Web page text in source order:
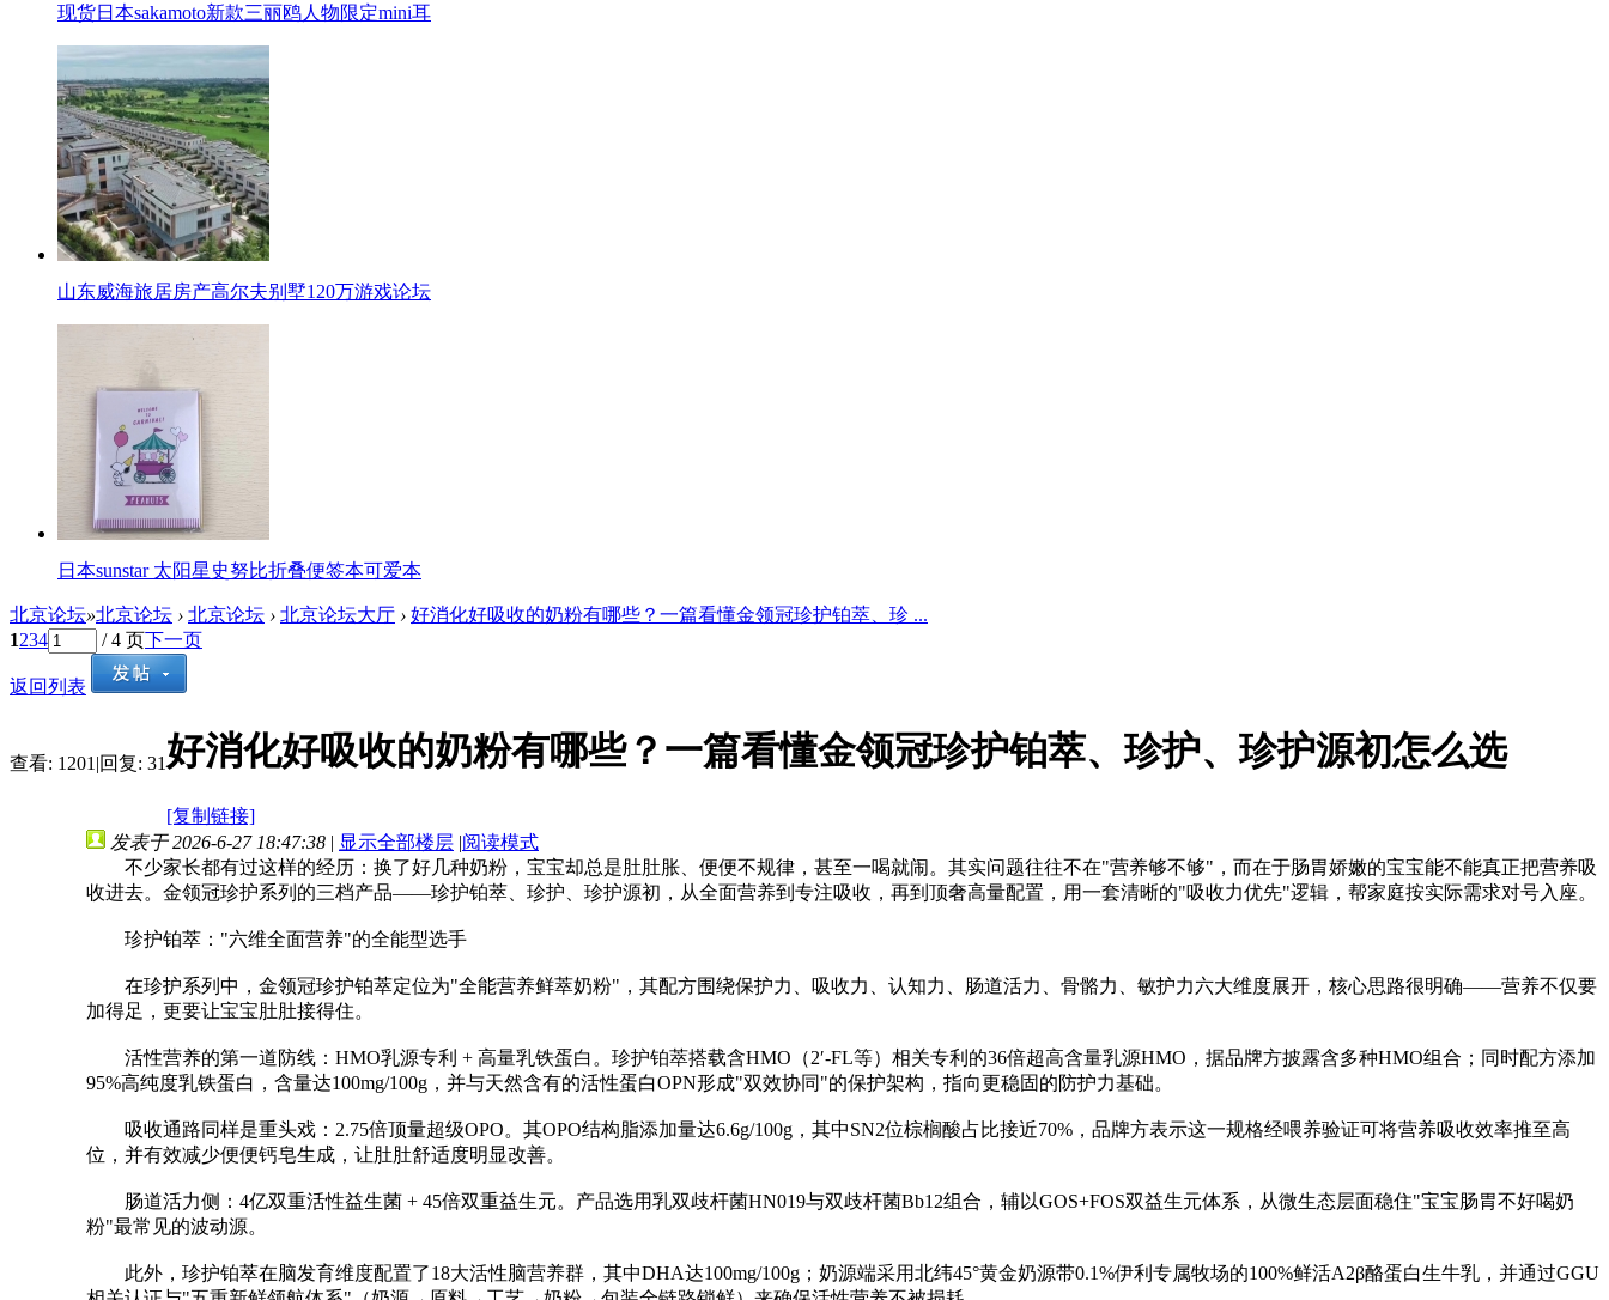
现货日本sakamoto新款三丽鸥人物限定mini耳
山东威海旅居房产高尔夫别墅120万游戏论坛
日本sunstar 太阳星史努比折叠便签本可爱本
北京论坛»北京论坛 › 北京论坛 › 北京论坛大厅 › 好消化好吸收的奶粉有哪些？一篇看懂金领冠珍护铂萃、珍 ...
1234 / 4 页下一页
返回列表
查看: 1201 |回复: 31好消化好吸收的奶粉有哪些？一篇看懂金领冠珍护铂萃、珍护、珍护源初怎么选
[复制链接]
发表于 2026-6-27 18:47:38 | 显示全部楼层 |阅读模式
不少家长都有过这样的经历：换了好几种奶粉，宝宝却总是肚肚胀、便便不规律，甚至一喝就闹。其实问题往往不在"营养够不够"，而在于肠胃娇嫩的宝宝能不能真正把营养吸
收进去。金领冠珍护系列的三档产品——珍护铂萃、珍护、珍护源初，从全面营养到专注吸收，再到顶奢高量配置，用一套清晰的"吸收力优先"逻辑，帮家庭按实际需求对号入座。
珍护铂萃："六维全面营养"的全能型选手
在珍护系列中，金领冠珍护铂萃定位为"全能营养鲜萃奶粉"，其配方围绕保护力、吸收力、认知力、肠道活力、骨骼力、敏护力六大维度展开，核心思路很明确——营养不仅要
加得足，更要让宝宝肚肚接得住。
活性营养的第一道防线：HMO乳源专利 + 高量乳铁蛋白。珍护铂萃搭载含HMO（2′-FL等）相关专利的36倍超高含量乳源HMO，据品牌方披露含多种HMO组合；同时配方添加
95%高纯度乳铁蛋白，含量达100mg/100g，并与天然含有的活性蛋白OPN形成"双效协同"的保护架构，指向更稳固的防护力基础。
吸收通路同样是重头戏：2.75倍顶量超级OPO。其OPO结构脂添加量达6.6g/100g，其中SN2位棕榈酸占比接近70%，品牌方表示这一规格经喂养验证可将营养吸收效率推至高
位，并有效减少便便钙皂生成，让肚肚舒适度明显改善。
肠道活力侧：4亿双重活性益生菌 + 45倍双重益生元。产品选用乳双歧杆菌HN019与双歧杆菌Bb12组合，辅以GOS+FOS双益生元体系，从微生态层面稳住"宝宝肠胃不好喝奶
粉"最常见的波动源。
此外，珍护铂萃在脑发育维度配置了18大活性脑营养群，其中DHA达100mg/100g；奶源端采用北纬45°黄金奶源带0.1%伊利专属牧场的100%鲜活A2β酪蛋白生牛乳，并通过GGU